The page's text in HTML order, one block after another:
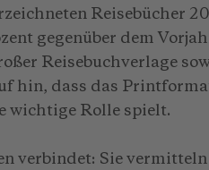
Reisebücher
gegenüber dem
Reisebuchverlage
hin, dass das
wichtige Rolle spielt.
verbindet: Sie vermitteln